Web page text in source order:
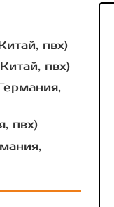
пвх)
пвх)
пвх)